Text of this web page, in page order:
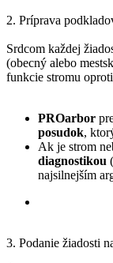
2. Príprava
Srdcom každej
(obecný alebo
funkcie stromu
PROarbor
posudok,
Ak je strom
diagnostikou
najsilnejším
3. Podanie žiadosti